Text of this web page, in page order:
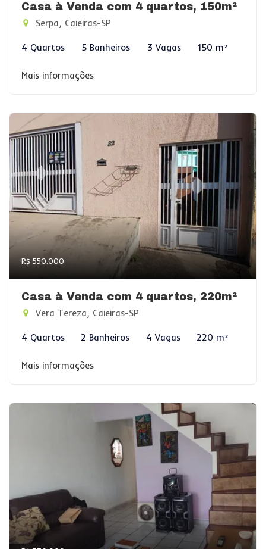
Casa à Venda com 4 quartos, 150m²
Serpa, Caieiras-SP
4 Quartos 5 Banheiros 3 Vagas 150 m²
Mais informações
R$ 550.000
Casa à Venda com 4 quartos, 220m²
Vera Tereza, Caieiras-SP
4 Quartos 2 Banheiros 4 Vagas 220 m²
Mais informações